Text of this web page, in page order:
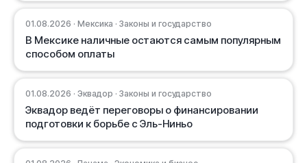
01.08.2026 · Мексика · Законы и государство
В Мексике наличные остаются самым популярным
способом оплаты
01.08.2026 · Эквадор · Законы и государство
Эквадор ведёт переговоры о финансировании
подготовки к борьбе с Эль-Ниньо